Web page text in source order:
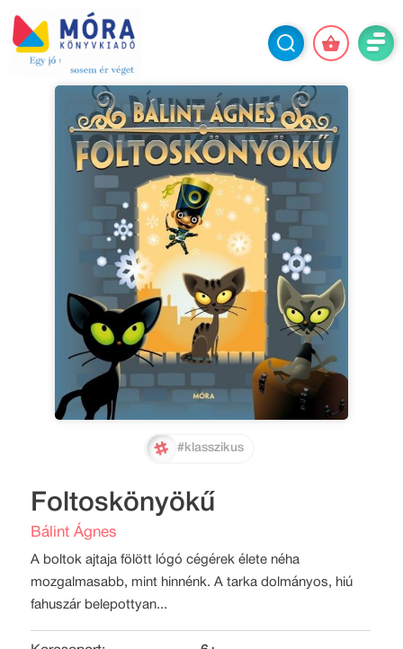
#klasszikus
Foltoskönyökű
Bálint Ágnes
A boltok ajtaja fölött lógó cégérek élete néha
mozgalmasabb, mint hinnénk. A tarka dolmányos, hiú
fahuszár belepottyan...